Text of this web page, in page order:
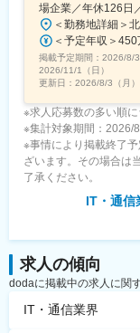
場企業／年休126日
掲載予定期間： 2026/8/3
2026/11/1（日）
更新日： 2026/8/3（月）
※求人応募数の多い順
※集計対象期間：2026/
※事情により掲載終了
ざいます。その場合は
了承ください。
IT・通信
求人の傾向
dodaに掲載中の求人に関
IT・通信業界